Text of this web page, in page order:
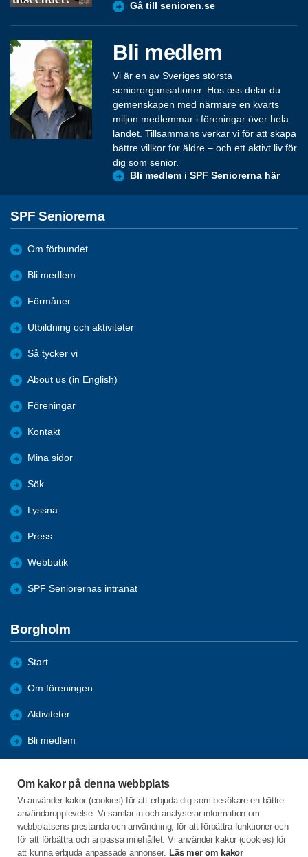
Om kakor på denna webbplats
Vi använder kakor (cookies) för att erbjuda dig som besökare en bättre
användarupplevelse. Vi samlar in och analyserar information om
webbplatsens prestanda och användning, för att förbättra funktioner och
för att förbättra och anpassa innehållet. Vi använder kakor (cookies) för
att kunna erbjuda anpassade annonser. Läs mer om kakor
Gå till senioren.se
Bli medlem
Vi är en av Sveriges största
seniororganisationer. Hos oss delar du
gemenskapen med närmare en kvarts
miljon medlemmar i föreningar över hela
landet. Tillsammans verkar vi för att skapa
bättre villkor för äldre – och ett aktivt liv för
dig som senior.
Bli medlem i SPF Seniorerna här
SPF Seniorerna
Om förbundet
Bli medlem
Förmåner
Utbildning och aktiviteter
Så tycker vi
About us (in English)
Föreningar
Kontakt
Mina sidor
Sök
Lyssna
Press
Webbutik
SPF Seniorernas intranät
Borgholm
Start
Om föreningen
Aktiviteter
Bli medlem
Bildgalleri